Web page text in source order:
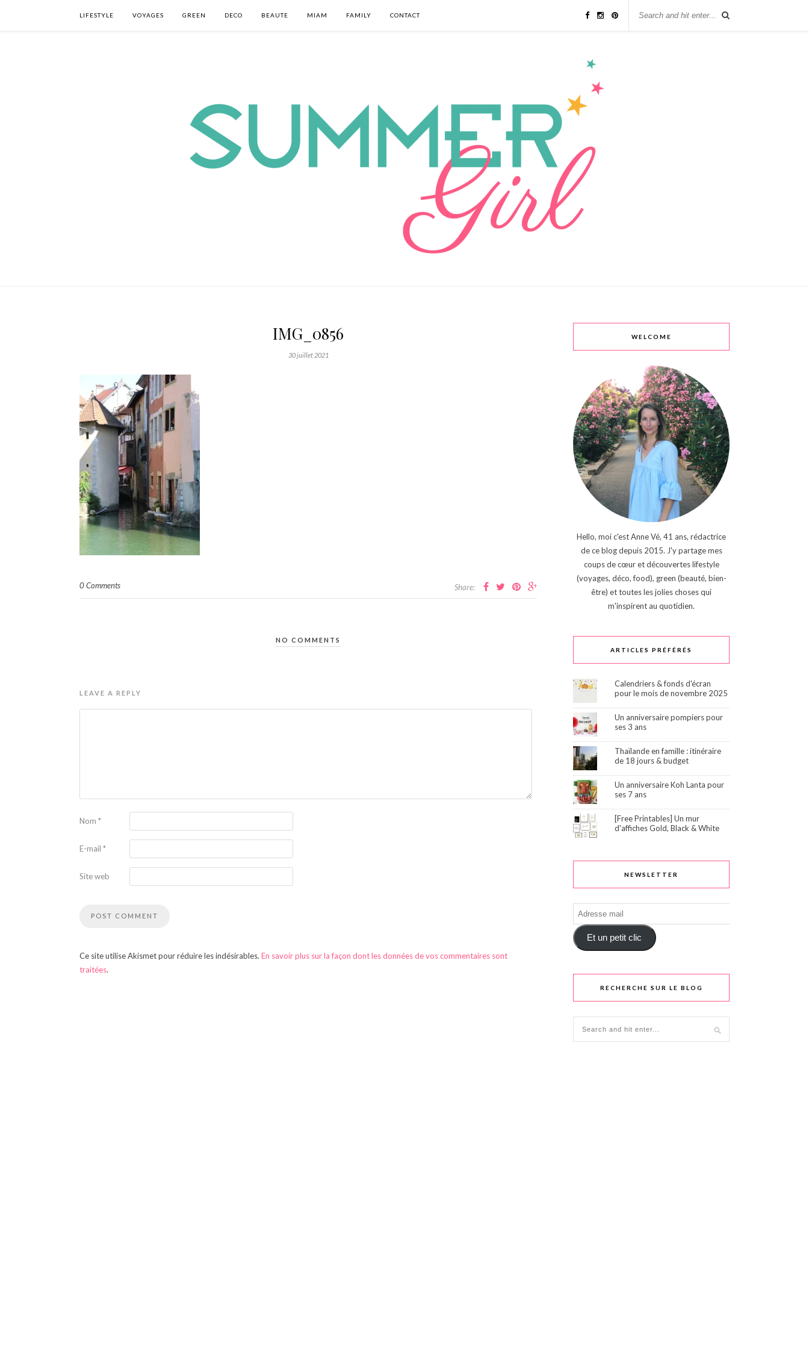
LIFESTYLE VOYAGES GREEN DECO BEAUTE MIAM FAMILY CONTACT
IMG_0856
30 juillet 2021
0 Comments Share:
NO COMMENTS
LEAVE A REPLY
Nom *
E-mail *
Site web
Ce site utilise Akismet pour réduire les indésirables. En savoir plus sur la façon dont les données de vos commentaires sont
traitées.
WELCOME
Hello, moi c'est Anne Vé, 41 ans, rédactrice
de ce blog depuis 2015. J'y partage mes
coups de cœur et découvertes lifestyle
(voyages, déco, food), green (beauté, bien-
être) et toutes les jolies choses qui
m'inspirent au quotidien.
ARTICLES PRÉFÉRÉS
Calendriers & fonds d'écran
pour le mois de novembre 2025
Un anniversaire pompiers pour
ses 3 ans
Thaïlande en famille : itinéraire
de 18 jours & budget
Un anniversaire Koh Lanta pour
ses 7 ans
[Free Printables] Un mur
d'affiches Gold, Black & White
NEWSLETTER
Adresse
mail
Et un petit clic
RECHERCHE SUR LE BLOG